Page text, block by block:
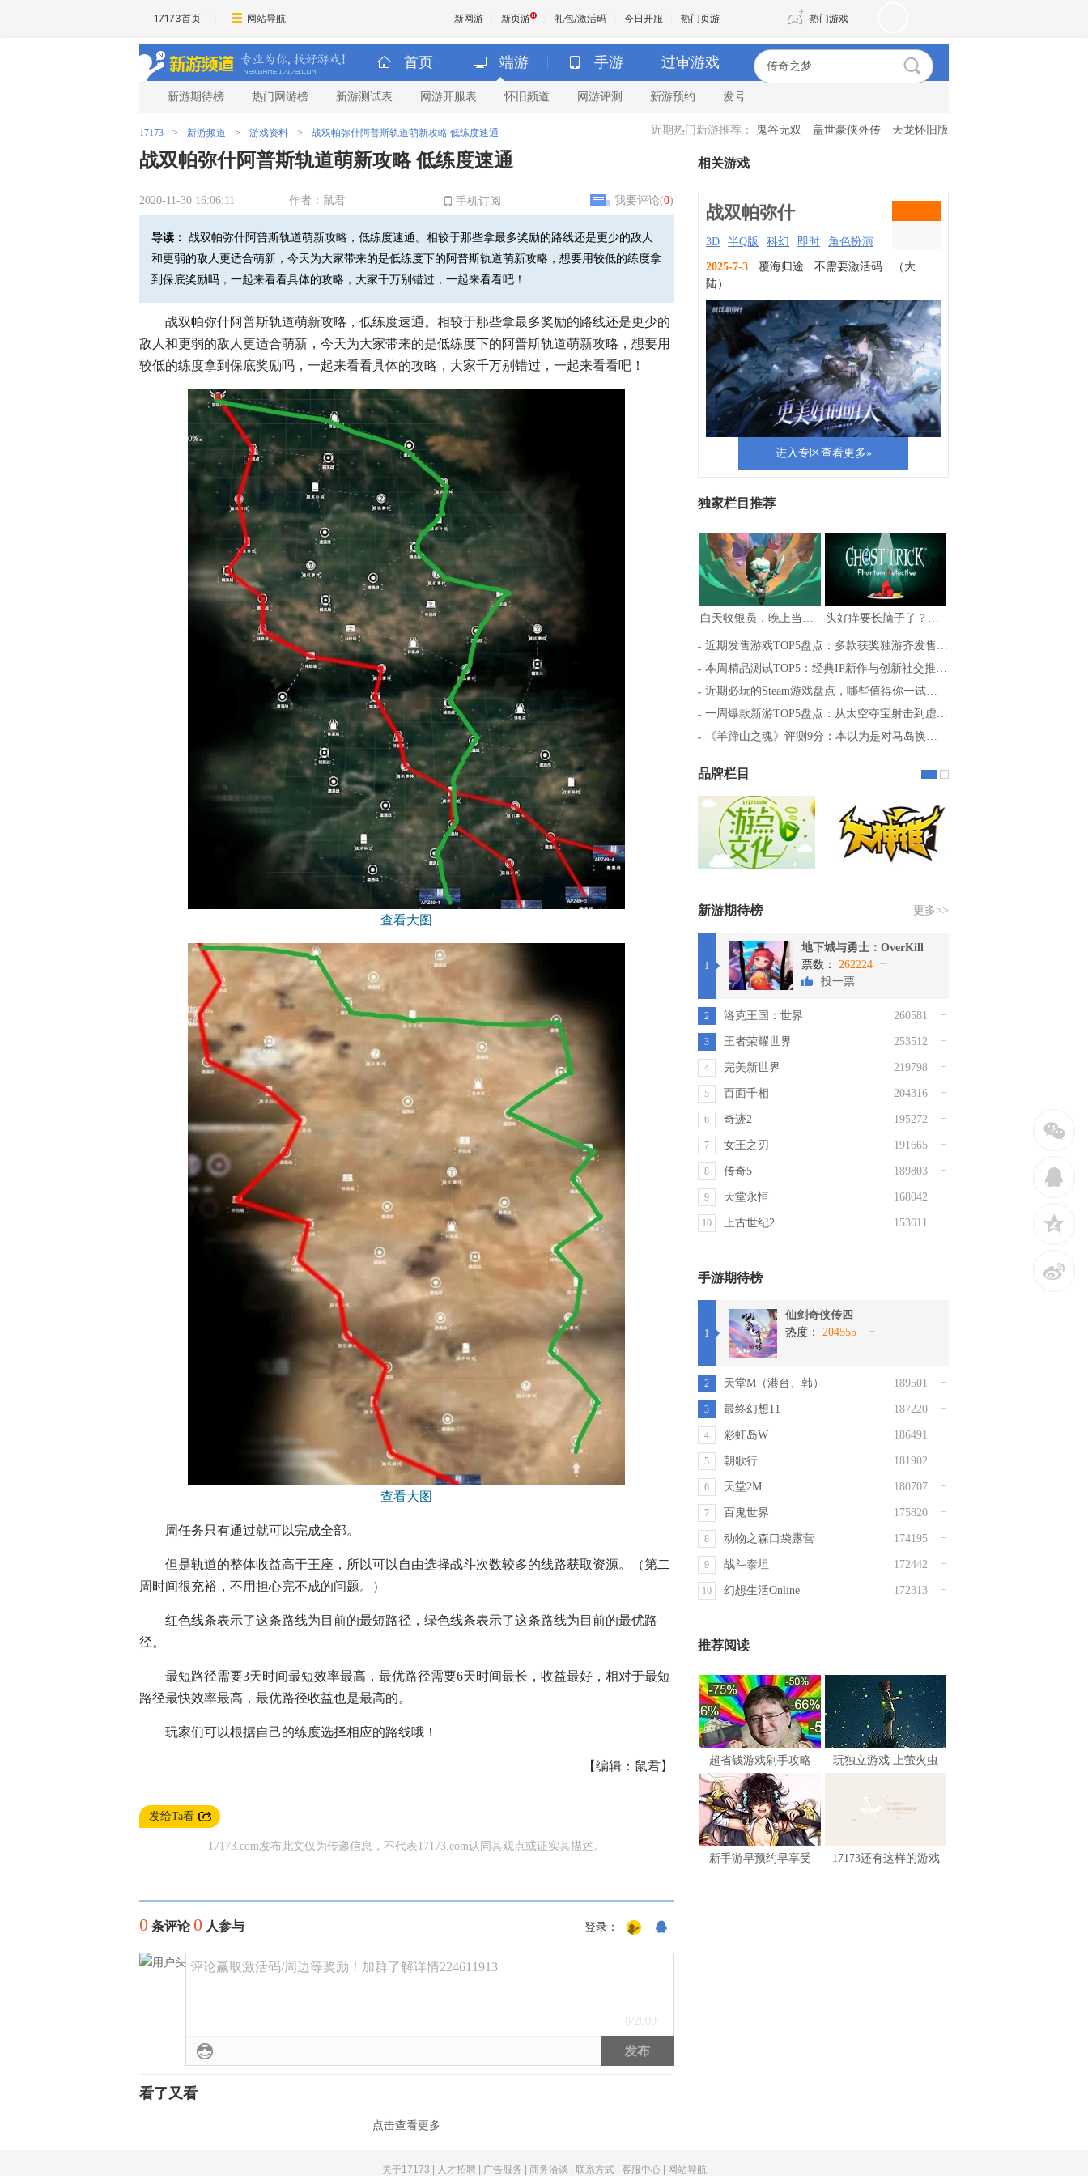
17173首页 网站导航 新网游 新页游 礼包/激活码 今日开服 热门页游 热门游戏
首页 端游 手游 过审游戏
新游期待榜 热门网游榜 新游测试表 网游开服表 怀旧频道 网游评测 新游预约 发号
近期热门新游推荐： 鬼谷无双 盖世豪侠外传 天龙怀旧版
17173 > 新游频道 > 游戏资料 > 战双帕弥什阿普斯轨道萌新攻略 低练度速通
战双帕弥什阿普斯轨道萌新攻略 低练度速通
2020-11-30 16:06:11 作者：鼠君 手机订阅 我要评论(0)
导读： 战双帕弥什阿普斯轨道萌新攻略，低练度速通。相较于那些拿最多奖励的路线还是更少的敌人
和更弱的敌人更适合萌新，今天为大家带来的是低练度下的阿普斯轨道萌新攻略，想要用较低的练度拿
到保底奖励吗，一起来看看具体的攻略，大家千万别错过，一起来看看吧！
战双帕弥什阿普斯轨道萌新攻略，低练度速通。相较于那些拿最多奖励的路线还是更少的
敌人和更弱的敌人更适合萌新，今天为大家带来的是低练度下的阿普斯轨道萌新攻略，想要用
较低的练度拿到保底奖励吗，一起来看看具体的攻略，大家千万别错过，一起来看看吧！
周任务只有通过就可以完成全部。
但是轨道的整体收益高于王座，所以可以自由选择战斗次数较多的线路获取资源。（第二
周时间很充裕，不用担心完不成的问题。）
红色线条表示了这条路线为目前的最短路径，绿色线条表示了这条路线为目前的最优路
径。
最短路径需要3天时间最短效率最高，最优路径需要6天时间最长，收益最好，相对于最短
路径最快效率最高，最优路径收益也是最高的。
玩家们可以根据自己的练度选择相应的路线哦！
【编辑：鼠君】
发给Ta看
17173.com发布此文仅为传递信息，不代表17173.com认同其观点或证实其描述。
0 条评论0 人参与 登录：
评论赢取激活码/周边等奖励！加群了解详情224611913
0 /2000
发布
看了又看
点击查看更多
相关游戏
战双帕弥什
3D 半Q版 科幻 即时 角色扮演
2025-7-3 覆海归途 不需要激活码
（大
陆）
进入专区查看更多»
独家栏目推荐
白天收银员，晚上当勇者，《夜勤人2：无尽… 头好痒要长脑子了？盘点5款一玩就停不下的…
近期发售游戏TOP5盘点：多款获奖独游齐发售…
本周精品测试TOP5：经典IP新作与创新社交推…
近期必玩的Steam游戏盘点，哪些值得你一试…
一周爆款新游TOP5盘点：从太空夺宝射击到虚…
《羊蹄山之魂》评测9分：本以为是对马岛换…
品牌栏目
新游期待榜 更多>>
1
地下城与勇士：OverKill
票数：
262224
投一票
2 洛克王国：世界 260581
3 王者荣耀世界 253512
4 完美新世界 219798
5 百面千相 204316
6 奇迹2 195272
7 女王之刃 191665
8 传奇5 189803
9 天堂永恒 168042
10 上古世纪2 153611
手游期待榜
1
仙剑奇侠传四
热度：
204555
2 天堂M（港台、韩） 189501
3 最终幻想11 187220
4 彩虹岛W 186491
5 朝歌行 181902
6 天堂2M 180707
7 百鬼世界 175820
8 动物之森口袋露营 174195
9 战斗泰坦 172442
10 幻想生活Online 172313
推荐阅读
超省钱游戏剁手攻略 玩独立游戏 上萤火虫
新手游早预约早享受 17173还有这样的游戏
w
q
z
t
关于17173 人才招聘| 广告服务 商务洽谈 联系方式| 客服中心| 网站导航